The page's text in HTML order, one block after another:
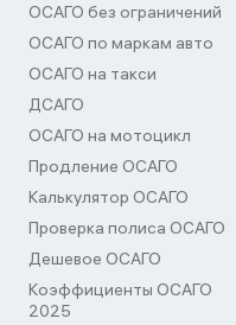
ОСАГО без ограничений
ОСАГО по маркам авто
ОСАГО на такси
ДСАГО
ОСАГО на мотоцикл
Продление ОСАГО
Калькулятор ОСАГО
Проверка полиса ОСАГО
Дешевое ОСАГО
Коэффициенты ОСАГО
2025